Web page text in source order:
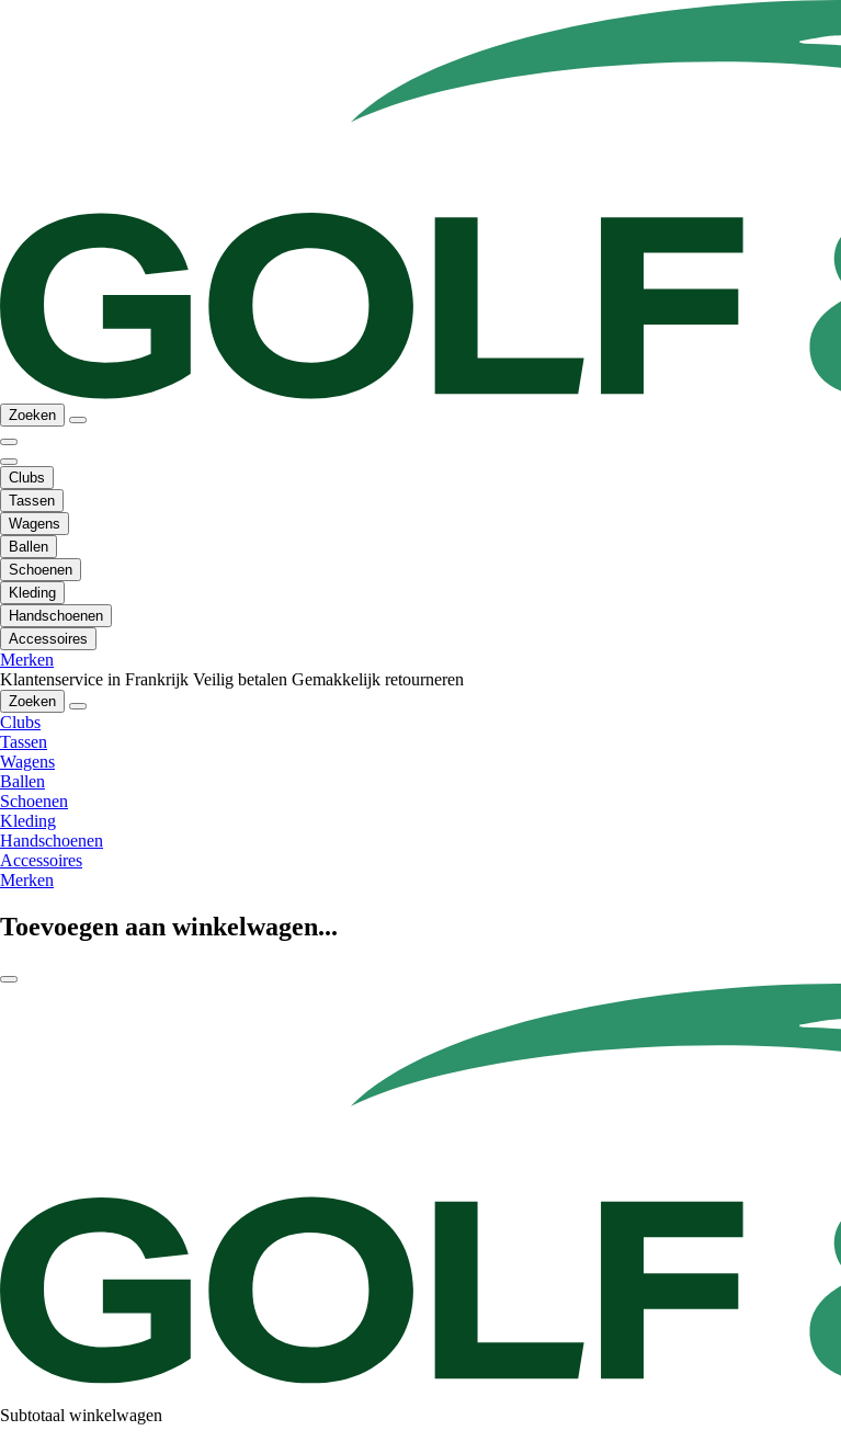
Zoeken
Clubs
Tassen
Wagens
Ballen
Schoenen
Kleding
Handschoenen
Accessoires
Merken
Klantenservice in Frankrijk Veilig betalen Gemakkelijk retourneren
Zoeken
Clubs
Tassen
Wagens
Ballen
Schoenen
Kleding
Handschoenen
Accessoires
Merken
Toevoegen aan winkelwagen...
Subtotaal winkelwagen